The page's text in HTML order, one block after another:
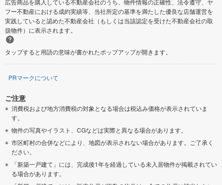
フー不動産における成約実績等、当社所定の基準を満たした優良な店舗運営を
実践していると認めた不動産会社（もしくは当該認定を受けた不動産会社の取
扱物件）に表示されます。
タップすると用語の意味が書かれたポップアップが開きます。
PRマークについて
ご注意
消費税および地方消費税の対象となる場合は税込み価格が表示されていま
す。
物件の写真やイラスト、CGなどは実際と異なる場合があります。
市区町村の合併などにより、地図が表示されない場合があります。ご了承く
ださい。
「新築一戸建て」には、完成後1年を経過している未入居物件が掲載されてい
る場合があります。